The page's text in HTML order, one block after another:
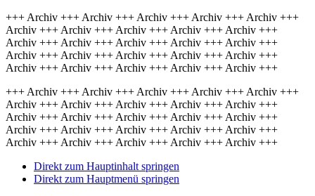
+++ Archiv +++ Archiv +++ Archiv +++ Archiv +++ Archiv +++
Archiv +++ Archiv +++ Archiv +++ Archiv +++ Archiv +++
Archiv +++ Archiv +++ Archiv +++ Archiv +++ Archiv +++
Archiv +++ Archiv +++ Archiv +++ Archiv +++ Archiv +++
Archiv +++ Archiv +++ Archiv +++ Archiv +++ Archiv +++
+++ Archiv +++ Archiv +++ Archiv +++ Archiv +++ Archiv +++
Archiv +++ Archiv +++ Archiv +++ Archiv +++ Archiv +++
Archiv +++ Archiv +++ Archiv +++ Archiv +++ Archiv +++
Archiv +++ Archiv +++ Archiv +++ Archiv +++ Archiv +++
Archiv +++ Archiv +++ Archiv +++ Archiv +++ Archiv +++
Direkt zum Hauptinhalt springen
Direkt zum Hauptmenü springen